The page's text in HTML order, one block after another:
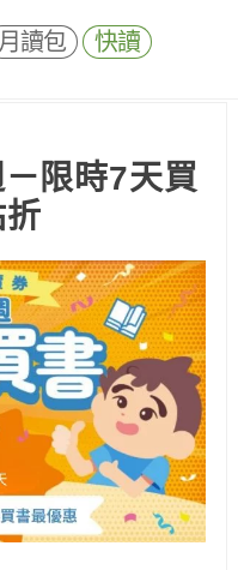
月讀包 快讀
限時7天買